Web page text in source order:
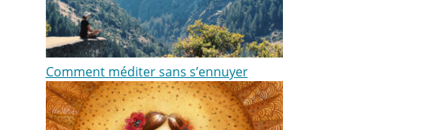
Comment méditer sans s’ennuyer